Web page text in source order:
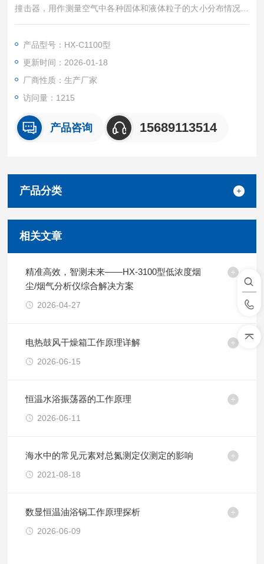
撞击器，用作测量空气中各种固体和液体粒子的大小分布情况和
总的含量程度。
产品型号：HX-C1100型
更新时间：2026-01-18
厂商性质：生产厂家
访问量：1215
产品咨询 15689113514
产品分类
相关文章
精准高效，智测未来——HX-3100型低浓度烟
尘/烟气分析仪综合解决方案
2026-04-27
电热鼓风干燥箱工作原理详解
2026-06-15
恒温水浴振荡器的工作原理
2026-06-11
海水中的常见元素对总氮测定仪测定的影响
2021-08-18
数显恒温油浴锅工作原理探析
2026-06-09